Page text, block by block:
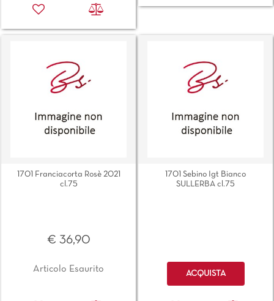
1701 Franciacorta Rosè 2021
cl.75
€ 36,90
Articolo Esaurito
1701 Sebino Igt Bianco
SULLERBA cl.75
Quantità
ACQUISTA